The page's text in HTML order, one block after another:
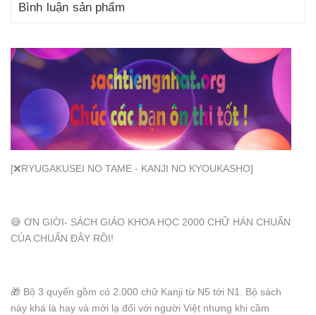
Bình luận sản phẩm
[❌RYUGAKUSEI NO TAME - KANJI NO KYOUKASHO]
😅 ƠN GIỜI- SÁCH GIÁO KHOA HỌC 2000 CHỮ HÁN CHUẨN
CỦA CHUẨN ĐÂY RỒI!
🎁 Bộ 3 quyển gồm có 2.000 chữ Kanji từ N5 tới N1. Bộ sách
này khá là hay và mới lạ đối với người Việt nhưng khi cầm